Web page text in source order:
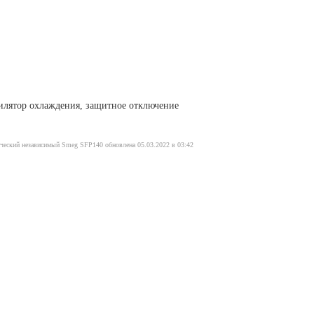
охлаждения, защитное отключение
независимый Smeg SFP140 обновлена 05.03.2022 в 03:42